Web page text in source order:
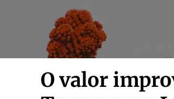
O valor